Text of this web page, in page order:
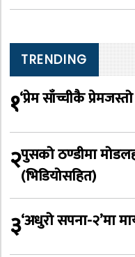
TRENDING
१‘प्रेम साँच्चीकै
२पुसको ठण्डीमा
(भिडियोसहित)
३‘अधुरो सपना-२’मा